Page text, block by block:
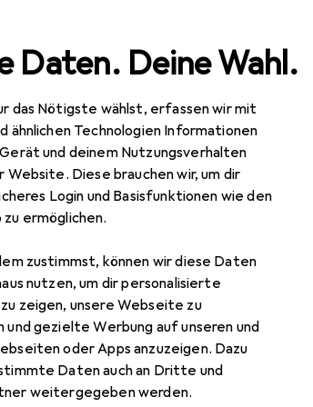
Daten. Deine Wahl.
das Nötigste wählst, erfassen wir mit
ähnlichen Technologien Informationen
und deinem Nutzungsverhalten
Website. Diese brauchen wir, um dir
Login und Basisfunktionen wie den
ermöglichen.
zustimmst, können wir diese Daten
nutzen, um dir personalisierte
zeigen, unsere Webseite zu
und gezielte Werbung auf unseren und
oder Apps anzuzeigen. Dazu
Daten auch an Dritte und
weitergegeben werden.
IT + Multimedia Peripherie